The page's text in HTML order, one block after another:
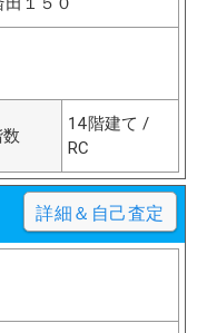
14階建て /
RC
詳細＆自己査定